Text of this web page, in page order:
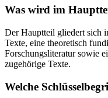
Was wird im
Der Hauptteil gliedert sich
Texte, eine theoretisch
Forschungsliteratur sowie
zugehörige Texte.
Welche